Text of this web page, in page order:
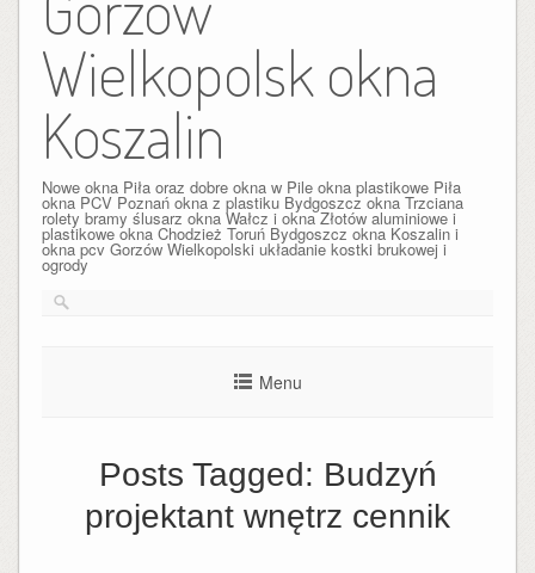
Wielkopolsk okna
Koszalin
Nowe okna Piła oraz dobre okna w Pile okna plastikowe Piła
okna PCV Poznań okna z plastiku Bydgoszcz okna Trzciana
rolety bramy ślusarz okna Wałcz i okna Złotów aluminiowe i
plastikowe okna Chodzież Toruń Bydgoszcz okna Koszalin i
okna pcv Gorzów Wielkopolski układanie kostki brukowej i
ogrody
Menu
Posts Tagged: Budzyń
projektant wnętrz cennik